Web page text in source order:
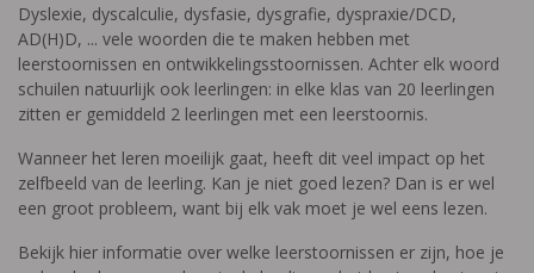
Dyslexie, dyscalculie, dysfasie, dysgrafie, dyspraxie/DCD,
AD(H)D, ... vele woorden die te maken hebben met
leerstoornissen en ontwikkelingsstoornissen. Achter elk woord
schuilen natuurlijk ook leerlingen: in elke klas van 20 leerlingen
zitten er gemiddeld 2 leerlingen met een leerstoornis.
Wanneer het leren moeilijk gaat, heeft dit veel impact op het
zelfbeeld van de leerling. Kan je niet goed lezen? Dan is er wel
een groot probleem, want bij elk vak moet je wel eens lezen.
Bekijk hier informatie over welke leerstoornissen er zijn, hoe je